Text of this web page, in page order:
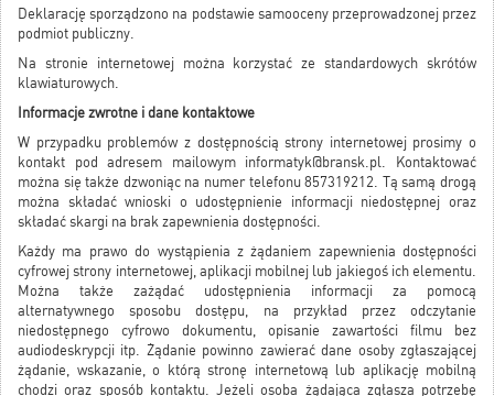
Deklarację sporządzono na podstawie samooceny przeprowadzonej przez
podmiot publiczny.
Na stronie internetowej można korzystać ze standardowych skrótów
klawiaturowych.
Informacje zwrotne i dane kontaktowe
W przypadku problemów z dostępnością strony internetowej prosimy o
kontakt pod adresem mailowym informatyk@bransk.pl. Kontaktować
można się także dzwoniąc na numer telefonu 857319212. Tą samą drogą
można składać wnioski o udostępnienie informacji niedostępnej oraz
składać skargi na brak zapewnienia dostępności.
Każdy ma prawo do wystąpienia z żądaniem zapewnienia dostępności
cyfrowej strony internetowej, aplikacji mobilnej lub jakiegoś ich elementu.
Można także zażądać udostępnienia informacji za pomocą
alternatywnego sposobu dostępu, na przykład przez odczytanie
niedostępnego cyfrowo dokumentu, opisanie zawartości filmu bez
audiodeskrypcji itp. Żądanie powinno zawierać dane osoby zgłaszającej
żądanie, wskazanie, o którą stronę internetową lub aplikację mobilną
chodzi oraz sposób kontaktu. Jeżeli osoba żądająca zgłasza potrzebę